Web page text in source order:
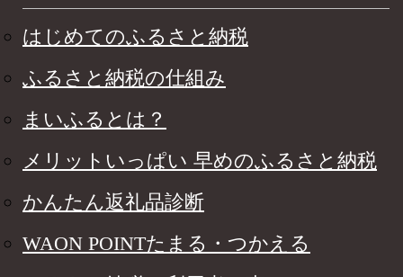
はじめてのふるさと納税
ふるさと納税の仕組み
まいふるとは？
メリットいっぱい 早めのふるさと納税
かんたん返礼品診断
WAON POINTたまる・つかえる